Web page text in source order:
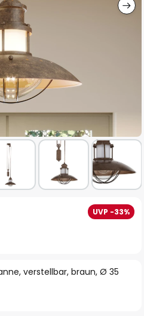
verstellbar, braun, Ø 35
UVP -33%